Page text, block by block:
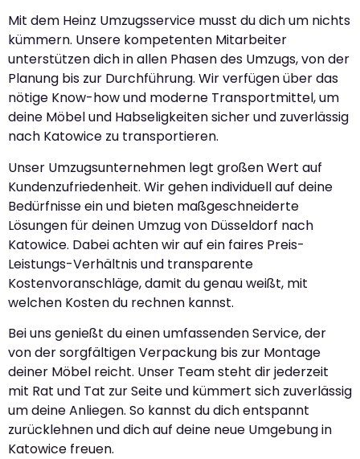
Mit dem Heinz Umzugsservice musst du dich um nichts
kümmern. Unsere kompetenten Mitarbeiter
unterstützen dich in allen Phasen des Umzugs, von der
Planung bis zur Durchführung. Wir verfügen über das
nötige Know-how und moderne Transportmittel, um
deine Möbel und Habseligkeiten sicher und zuverlässig
nach Katowice zu transportieren.
Unser Umzugsunternehmen legt großen Wert auf
Kundenzufriedenheit. Wir gehen individuell auf deine
Bedürfnisse ein und bieten maßgeschneiderte
Lösungen für deinen Umzug von Düsseldorf nach
Katowice. Dabei achten wir auf ein faires Preis-
Leistungs-Verhältnis und transparente
Kostenvoranschläge, damit du genau weißt, mit
welchen Kosten du rechnen kannst.
Bei uns genießt du einen umfassenden Service, der
von der sorgfältigen Verpackung bis zur Montage
deiner Möbel reicht. Unser Team steht dir jederzeit
mit Rat und Tat zur Seite und kümmert sich zuverlässig
um deine Anliegen. So kannst du dich entspannt
zurücklehnen und dich auf deine neue Umgebung in
Katowice freuen.